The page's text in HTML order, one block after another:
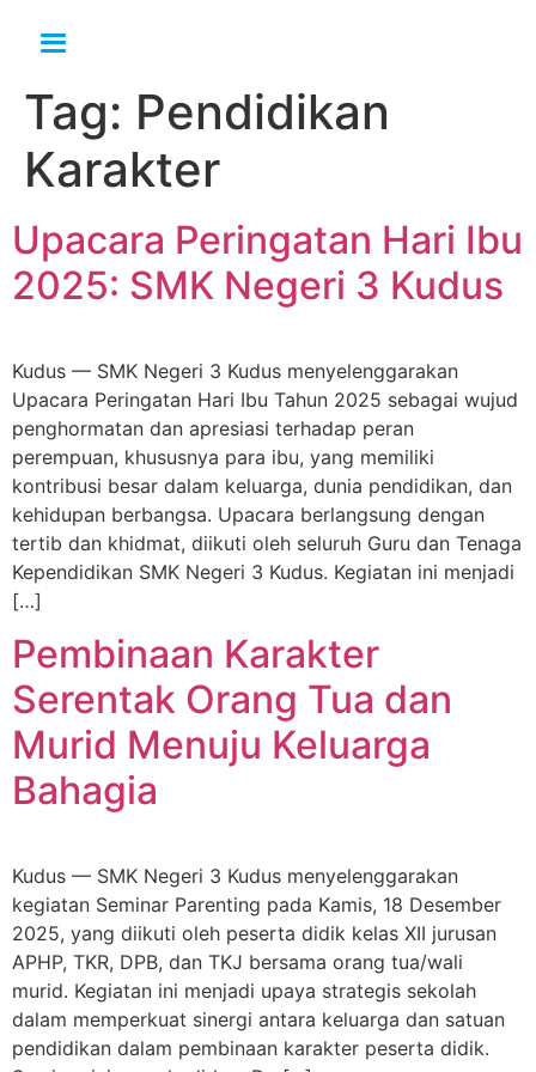
Tag: Pendidikan
Karakter
Upacara Peringatan Hari Ibu
2025: SMK Negeri 3 Kudus
Kudus — SMK Negeri 3 Kudus menyelenggarakan
Upacara Peringatan Hari Ibu Tahun 2025 sebagai wujud
penghormatan dan apresiasi terhadap peran
perempuan, khususnya para ibu, yang memiliki
kontribusi besar dalam keluarga, dunia pendidikan, dan
kehidupan berbangsa. Upacara berlangsung dengan
tertib dan khidmat, diikuti oleh seluruh Guru dan Tenaga
Kependidikan SMK Negeri 3 Kudus. Kegiatan ini menjadi
[…]
Pembinaan Karakter
Serentak Orang Tua dan
Murid Menuju Keluarga
Bahagia
Kudus — SMK Negeri 3 Kudus menyelenggarakan
kegiatan Seminar Parenting pada Kamis, 18 Desember
2025, yang diikuti oleh peserta didik kelas XII jurusan
APHP, TKR, DPB, dan TKJ bersama orang tua/wali
murid. Kegiatan ini menjadi upaya strategis sekolah
dalam memperkuat sinergi antara keluarga dan satuan
pendidikan dalam pembinaan karakter peserta didik.